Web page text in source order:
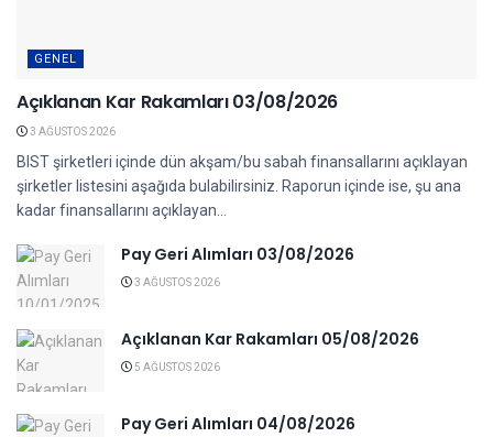
GENEL
Açıklanan Kar Rakamları 03/08/2026
3 AĞUSTOS 2026
BIST şirketleri içinde dün akşam/bu sabah finansallarını açıklayan
şirketler listesini aşağıda bulabilirsiniz. Raporun içinde ise, şu ana
kadar finansallarını açıklayan...
Pay Geri Alımları 03/08/2026
3 AĞUSTOS 2026
Açıklanan Kar Rakamları 05/08/2026
5 AĞUSTOS 2026
Pay Geri Alımları 04/08/2026